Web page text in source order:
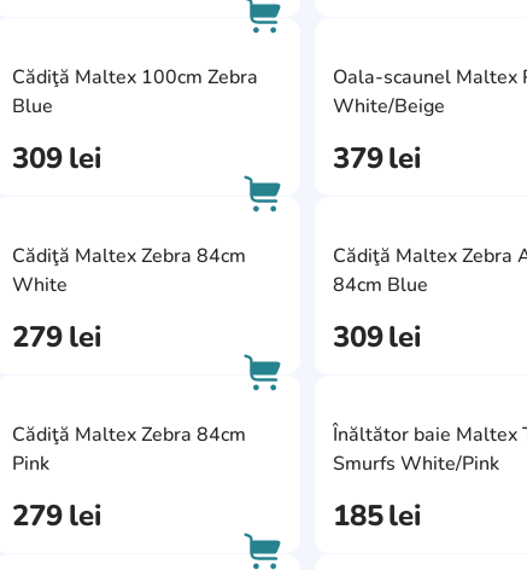
Cădiţă Maltex 100cm Zebra
Blue
309lei
AddCardToFavourite
AddCardToCart
Oala-scaunel Maltex
White/Beige
379lei
Cădiţă Maltex Zebra 84cm
White
279lei
AddCardToFavourite
AddCardToCart
Cădiţă Maltex Zebra
84cm Blue
309lei
Cădiţă Maltex Zebra 84cm
Pink
279lei
AddCardToFavourite
AddCardToCart
Înăltător baie Maltex
Smurfs White/Pink
185lei